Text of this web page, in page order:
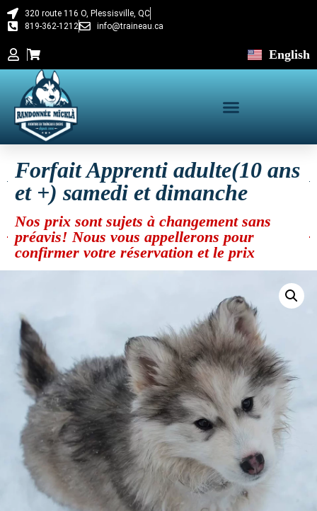
320 route 116 O, Plessisville, QC
819-362-1212
info@traineau.ca
English
Forfait Apprenti adulte(10 ans
et +) samedi et dimanche
Nos prix sont sujets à changement sans
préavis! Nous vous appellerons pour
confirmer votre réservation et le prix